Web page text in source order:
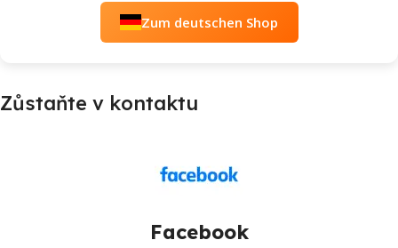
Zum deutschen Shop
Zůstaňte v kontaktu
Facebook